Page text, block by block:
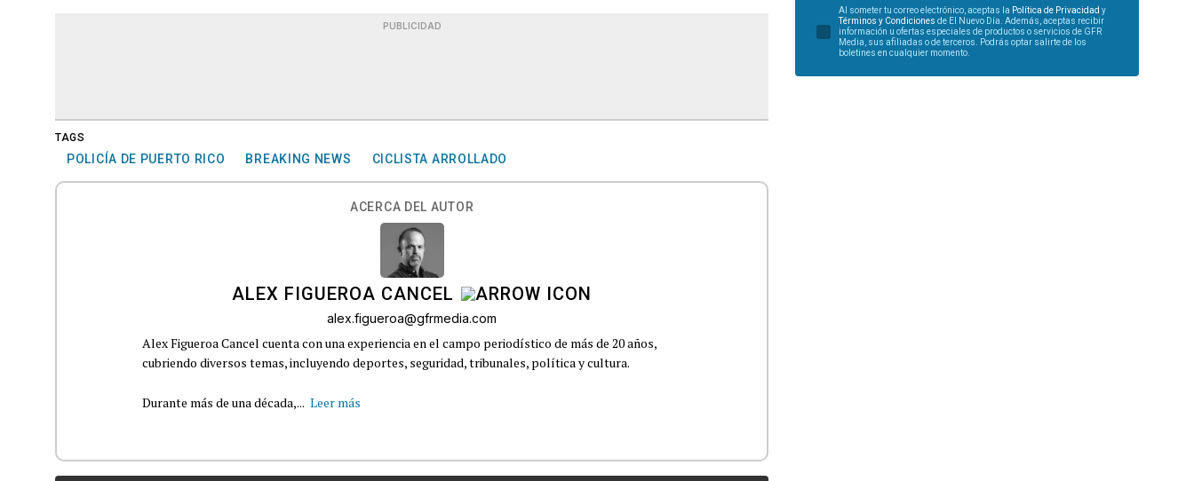
PUBLICIDAD
TAGS
POLICÍA DE PUERTO RICO BREAKING NEWS CICLISTA ARROLLADO
ACERCA DEL AUTOR
ALEX FIGUEROA CANCEL
alex.figueroa@gfrmedia.com
Alex Figueroa Cancel cuenta con una experiencia en el campo periodístico de más de 20 años,
cubriendo diversos temas, incluyendo deportes, seguridad, tribunales, política y cultura.
Durante más de una década,... Leer más
Al someter tu correo electrónico, aceptas la Política de Privacidad y
Términos y Condiciones de El Nuevo Día. Además, aceptas recibir
información u ofertas especiales de productos o servicios de GFR
Media, sus afiliadas o de terceros. Podrás optar salirte de los
boletines en cualquier momento.